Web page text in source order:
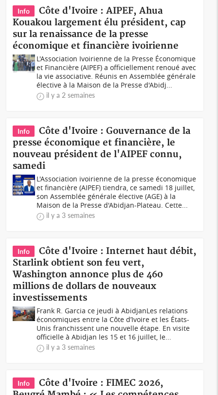
Info
Côte d'Ivoire : AIPEF, Ahua
Kouakou largement élu président, cap
sur la renaissance de la presse
économique et financière ivoirienne
L'Association Ivoirienne de la Presse Économique
et Financière (AIPEF) a officiellement renoué avec
la vie associative. Réunis en Assemblée générale
élective à la Maison de la Presse d'Abidj...
il y a 2 semaines
Info
Côte d'Ivoire : Gouvernance de la
presse économique et financière, le
nouveau président de l'AIPEF connu,
samedi
L'Association ivoirienne de la presse économique
et financière (AIPEF) tiendra, ce samedi 18 juillet,
son Assemblée générale élective (AGE) à la
Maison de la Presse d'Abidjan-Plateau. Cette...
il y a 3 semaines
Info
Côte d'Ivoire : Internet haut débit,
Starlink obtient son feu vert,
Washington annonce plus de 460
millions de dollars de nouveaux
investissements
Frank R. Garcia ce jeudi à AbidjanLes relations
économiques entre la Côte d’Ivoire et les États-
Unis franchissent une nouvelle étape. En visite
officielle à Abidjan les 15 et 16 juillet, le...
il y a 3 semaines
Info
Côte d'Ivoire : FIMEC 2026,